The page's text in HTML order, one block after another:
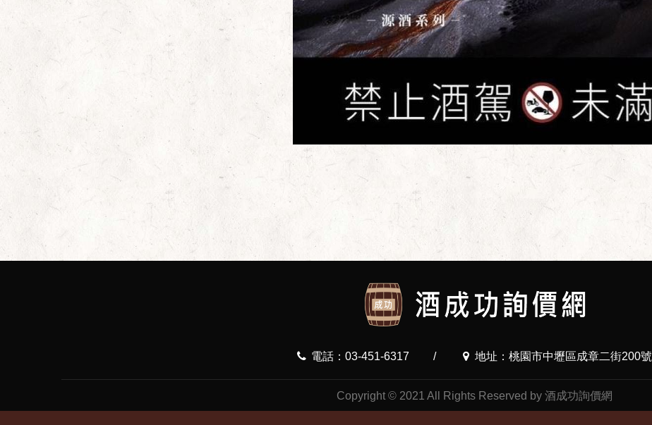
電話：03-451-6317 / 地址：桃園市中壢區成章二街200號
Copyright © 2021 All Rights Reserved by 酒成功詢價網